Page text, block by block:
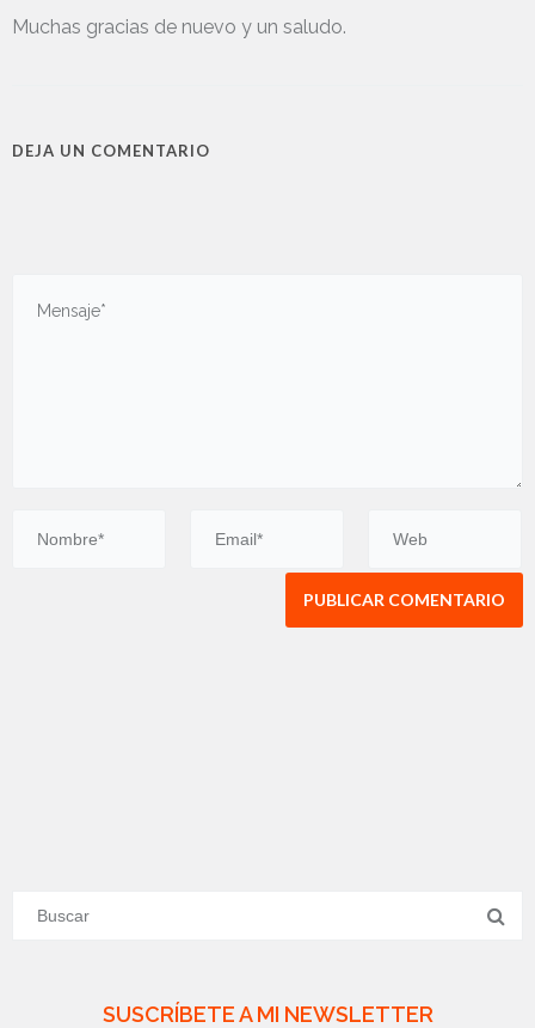
Muchas gracias de nuevo y un saludo.
DEJA UN COMENTARIO
SUSCRÍBETE A MI NEWSLETTER